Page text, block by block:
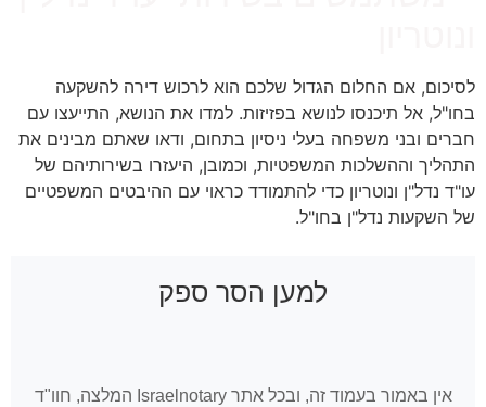
לסיכום, אם החלום הגדול שלכם הוא לרכוש דירה להשקעה
בחו"ל, אל תיכנסו לנושא בפזיזות. למדו את הנושא, התייעצו עם
חברים ובני משפחה בעלי ניסיון בתחום, ודאו שאתם מבינים את
התהליך וההשלכות המשפטיות, וכמובן, היעזרו בשירותיהם של
עו"ד נדל"ן ונוטריון כדי להתמודד כראוי עם ההיבטים המשפטיים
של השקעות נדל"ן בחו"ל.
למען הסר ספק
אין באמור בעמוד זה, ובכל אתר Israelnotary המלצה, חוו"ד